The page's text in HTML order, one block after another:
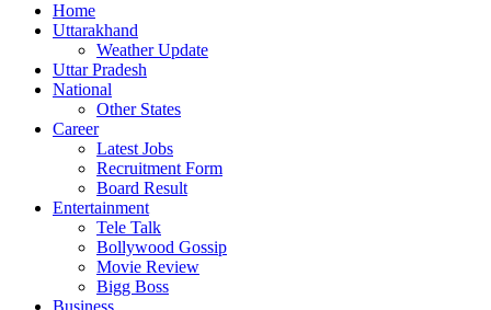
Home
Uttarakhand
Weather Update
Uttar Pradesh
National
Other States
Career
Latest Jobs
Recruitment Form
Board Result
Entertainment
Tele Talk
Bollywood Gossip
Movie Review
Bigg Boss
Business